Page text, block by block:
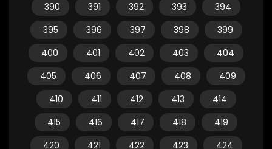
390
391 392 393
394
395
396 397 398
399
400
401 402 403
404
405
406 407 408
409
410
411 412 413
414
415
416 417 418
419
420
421 422 423 424